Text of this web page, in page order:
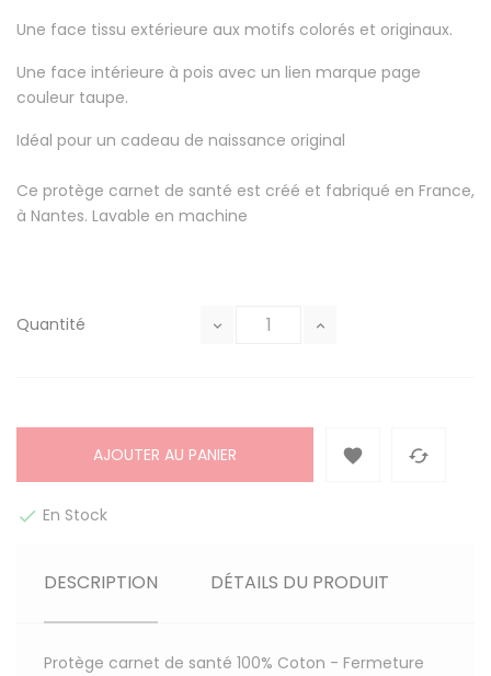
Une face tissu extérieure aux motifs colorés et originaux.
Une face intérieure à pois avec un lien marque page
couleur taupe.
Idéal pour un cadeau de naissance original
Ce protège carnet de santé est créé et fabriqué en France,
à Nantes. Lavable en machine
Quantité
AJOUTER AU PANIER  
 En Stock
DESCRIPTION DÉTAILS DU PRODUIT
Protège carnet de santé 100% Coton - Fermeture